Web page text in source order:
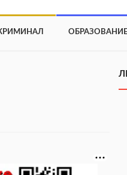
ОБРАЗОВАНИЕ